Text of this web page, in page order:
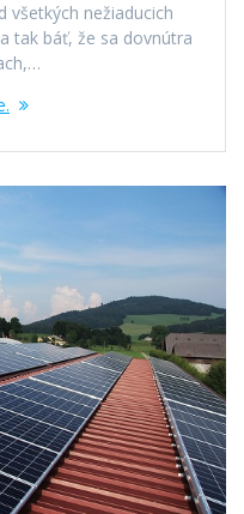
všetkých nežiaducich
tak báť, že sa dovnútra